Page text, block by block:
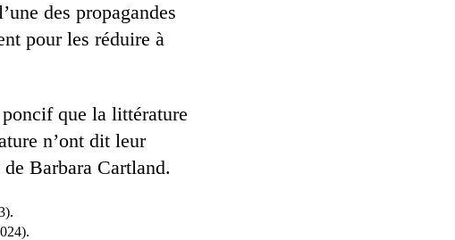
des propagandes
pour les réduire à
que la littérature
n’ont dit leur
Barbara Cartland.